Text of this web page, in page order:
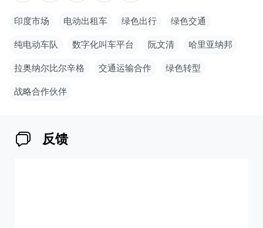
印度市场 电动出租车 绿色出行 绿色交通
纯电动车队 数字化叫车平台 阮文清 哈里亚纳邦
拉奥纳尔比尔辛格 交通运输合作 绿色转型
战略合作伙伴
反馈